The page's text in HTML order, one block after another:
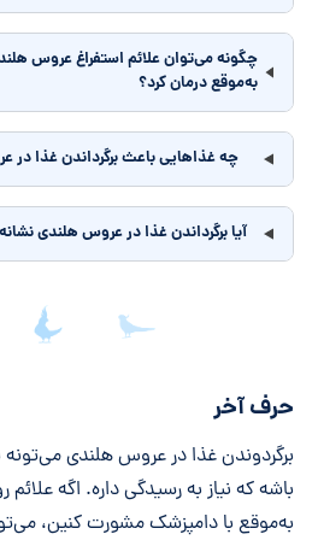
چگونه می‌توان علائم استفراغ عروس
به‌موقع درمان کرد؟
چه غذاهایی باعث برگرداندن غذا
آیا برگرداندن غذا در عروس هلندی
حرف آخر
برگردوندن غذا در عروس هلندی
باشه که نیاز به رسیدگی داره. اگه
به‌موقع با دامپزشک مشورت کنین،